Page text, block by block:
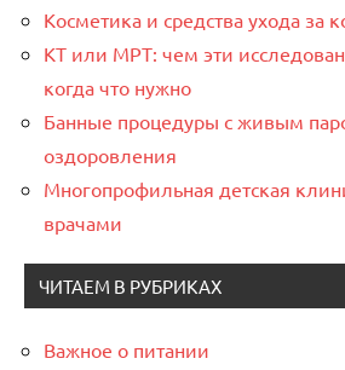
Косметика и средства ухода за
КТ или МРТ: чем эти
когда что нужно
Банные процедуры с живым
оздоровления
Многопрофильная детская
врачами
ЧИТАЕМ В РУБРИКАХ
Важное о питании